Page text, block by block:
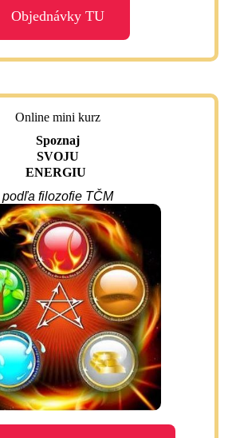
Objednávky TU
Online mini kurz
Spoznaj
SVOJU
ENERGIU
podľa filozofie TČM